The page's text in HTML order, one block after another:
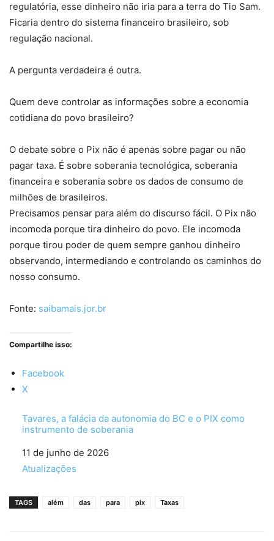
regulatória, esse dinheiro não iria para a terra do Tio Sam.
Ficaria dentro do sistema financeiro brasileiro, sob
regulação nacional.
A pergunta verdadeira é outra.
Quem deve controlar as informações sobre a economia
cotidiana do povo brasileiro?
O debate sobre o Pix não é apenas sobre pagar ou não
pagar taxa. É sobre soberania tecnológica, soberania
financeira e soberania sobre os dados de consumo de
milhões de brasileiros.
Precisamos pensar para além do discurso fácil. O Pix não
incomoda porque tira dinheiro do povo. Ele incomoda
porque tirou poder de quem sempre ganhou dinheiro
observando, intermediando e controlando os caminhos do
nosso consumo.
Fonte: saibamais.jor.br
Compartilhe isso:
Facebook
X
Tavares, a falácia da autonomia do BC e o PIX como
instrumento de soberania
Data
11 de junho de 2026
Em relação a
Atualizações
TAGS além das para pix Taxas